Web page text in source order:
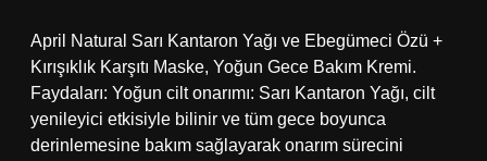
April Natural Sarı Kantaron Yağı ve Ebegümeci Özü +
Kırışıklık Karşıtı Maske, Yoğun Gece Bakım Kremi.
Faydaları: Yoğun cilt onarımı: Sarı Kantaron Yağı, cilt
yenileyici etkisiyle bilinir ve tüm gece boyunca
derinlemesine bakım sağlayarak onarım sürecini